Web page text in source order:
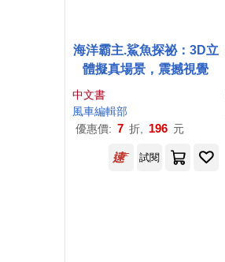
海洋霸主.鯊魚探祕：3D立
體擬真場景，震撼視覺
中文書
風車編輯部
優惠價: 7 折, 196 元
試閱